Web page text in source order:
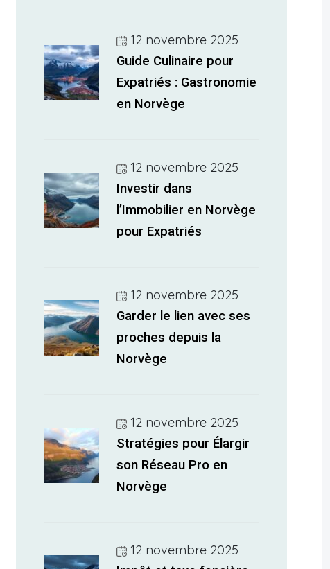
12 novembre 2025
Guide Culinaire pour
Expatriés : Gastronomie
en Norvège
12 novembre 2025
Investir dans
l’Immobilier en Norvège
pour Expatriés
12 novembre 2025
Garder le lien avec ses
proches depuis la
Norvège
12 novembre 2025
Stratégies pour Élargir
son Réseau Pro en
Norvège
12 novembre 2025